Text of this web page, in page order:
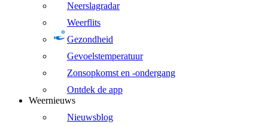
Neerslagradar
Weerflits
Gezondheid
Gevoelstemperatuur
Zonsopkomst en -ondergang
Ontdek de app
Weernieuws
Nieuwsblog